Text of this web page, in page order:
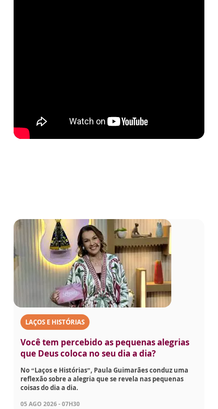
LAÇOS E HISTÓRIAS
Você tem percebido as pequenas alegrias
que Deus coloca no seu dia a dia?
No “Laços e Histórias”, Paula Guimarães conduz uma
reflexão sobre a alegria que se revela nas pequenas
coisas do dia a dia.
05 AGO 2026 - 07H30